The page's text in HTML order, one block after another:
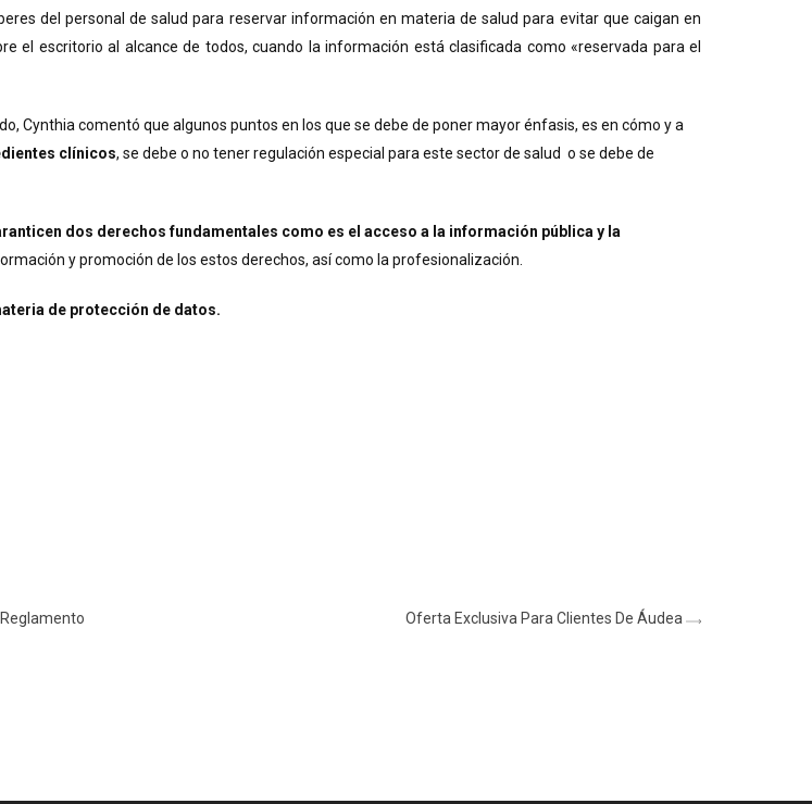
del personal de salud para reservar información en materia de salud para evitar que caigan en
el escritorio al alcance de todos, cuando la información está clasificada como «reservada para el
Cynthia comentó que algunos puntos en los que se debe de poner mayor énfasis, es en cómo y a
clínicos, se debe o no tener regulación especial para este sector de salud o se debe de
dos derechos fundamentales como es el acceso a la información pública y la
y promoción de los estos derechos, así como la profesionalización.
de protección de datos.
Oferta Exclusiva Para Clientes De Áudea